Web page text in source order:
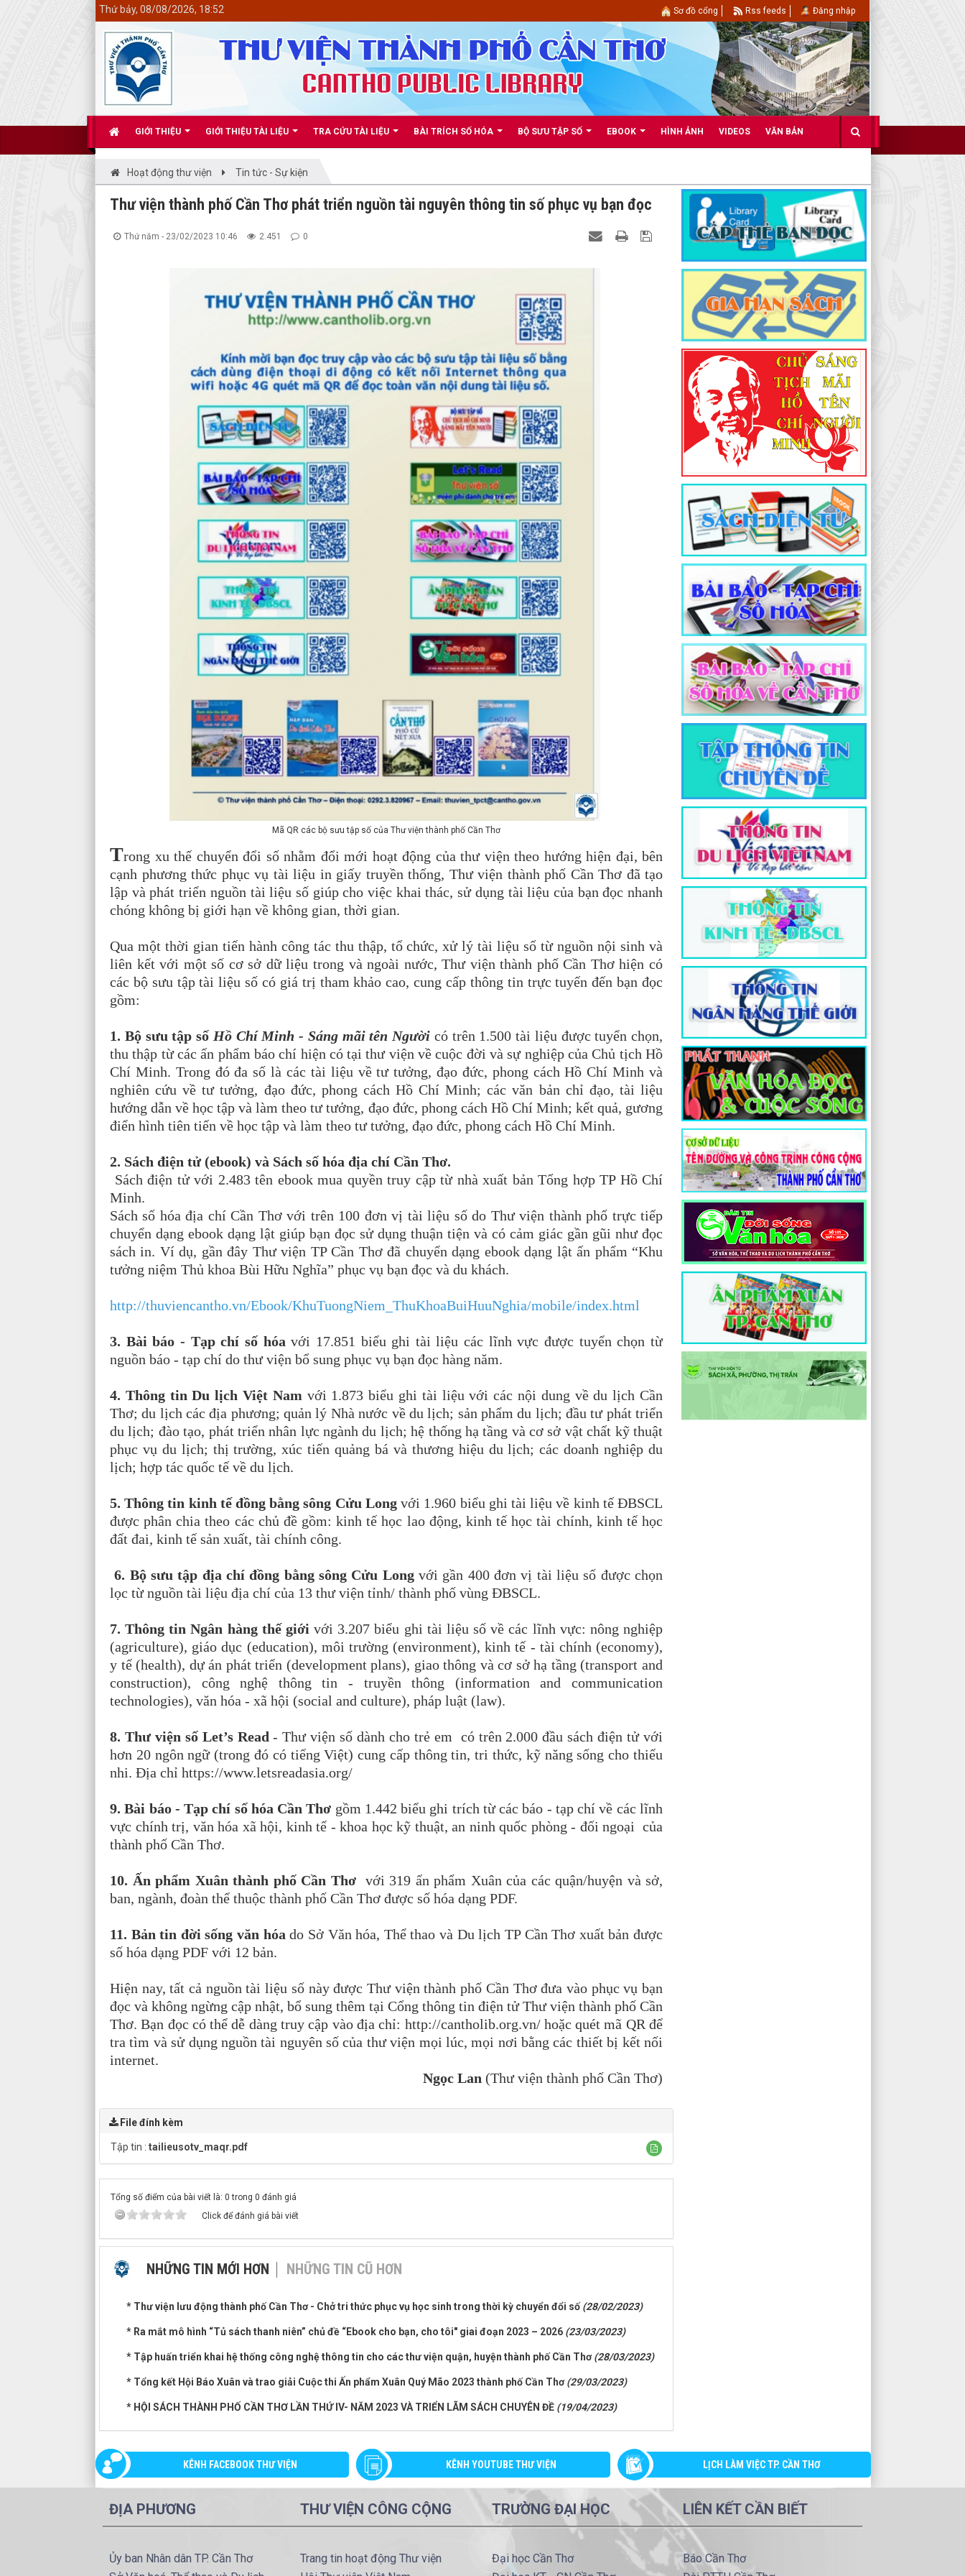
GIỚI THIỆU GIỚI THIỆU TÀI LIỆU TRA CỨU TÀI LIỆU BÀI TRÍCH SỐ HÓA BỘ SƯU TẬP SỐ EBOOK HÌNH ẢNH VIDEOS VĂN BẢN
Thứ bảy, 08/08/2026, 18:52 Sơ đồ cổng Rss feeds Đăng nhập
Hoạt động thư viện Tin tức - Sự kiện
Thư viện thành phố Cần Thơ phát triển nguồn tài nguyên thông tin số phục vụ bạn đọc
Thứ năm - 23/02/2023 10:46 2.451 0
Mã QR các bộ sưu tập số của Thư viện thành phố Cần Thơ
Trong xu thế chuyển đổi số nhằm đổi mới hoạt động của thư viện theo hướng hiện đại, bên
cạnh phương thức phục vụ tài liệu in giấy truyền thống, Thư viện thành phố Cần Thơ đã tạo
lập và phát triển nguồn tài liệu số giúp cho việc khai thác, sử dụng tài liệu của bạn đọc nhanh
chóng không bị giới hạn về không gian, thời gian.
Qua một thời gian tiến hành công tác thu thập, tổ chức, xử lý tài liệu số từ nguồn nội sinh và
liên kết với một số cơ sở dữ liệu trong và ngoài nước, Thư viện thành phố Cần Thơ hiện có
các bộ sưu tập tài liệu số có giá trị tham khảo cao, cung cấp thông tin trực tuyến đến bạn đọc
gồm:
1. Bộ sưu tập số Hồ Chí Minh - Sáng mãi tên Người có trên 1.500 tài liệu được tuyển chọn,
thu thập từ các ấn phẩm báo chí hiện có tại thư viện về cuộc đời và sự nghiệp của Chủ tịch Hồ
Chí Minh. Trong đó đa số là các tài liệu về tư tưởng, đạo đức, phong cách Hồ Chí Minh và
nghiên cứu về tư tưởng, đạo đức, phong cách Hồ Chí Minh; các văn bản chỉ đạo, tài liệu
hướng dẫn về học tập và làm theo tư tưởng, đạo đức, phong cách Hồ Chí Minh; kết quả, gương
điển hình tiên tiến về học tập và làm theo tư tưởng, đạo đức, phong cách Hồ Chí Minh.
2. Sách điện tử (ebook) và Sách số hóa địa chí Cần Thơ.
Sách điện tử với 2.483 tên ebook mua quyền truy cập từ nhà xuất bản Tổng hợp TP Hồ Chí
Minh.
Sách số hóa địa chí Cần Thơ với trên 100 đơn vị tài liệu số do Thư viện thành phố trực tiếp
chuyển dạng ebook dạng lật giúp bạn đọc sử dụng thuận tiện và có cảm giác gần gũi như đọc
sách in. Ví dụ, gần đây Thư viện TP Cần Thơ đã chuyển dạng ebook dạng lật ấn phẩm “Khu
tưởng niệm Thủ khoa Bùi Hữu Nghĩa” phục vụ bạn đọc và du khách.
http://thuviencantho.vn/Ebook/KhuTuongNiem_ThuKhoaBuiHuuNghia/mobile/index.html
3. Bài báo - Tạp chí số hóavới 17.851 biểu ghi tài liệu các lĩnh vực được tuyển chọn từ
nguồn báo - tạp chí do thư viện bổ sung phục vụ bạn đọc hàng năm.
4. Thông tin Du lịch Việt Nam với 1.873 biểu ghi tài liệu với các nội dung về du lịch Cần
Thơ; du lịch các địa phương; quản lý Nhà nước về du lịch; sản phẩm du lịch; đầu tư phát triển
du lịch; đào tạo, phát triển nhân lực ngành du lịch; hệ thống hạ tầng và cơ sở vật chất kỹ thuật
phục vụ du lịch; thị trường, xúc tiến quảng bá và thương hiệu du lịch; các doanh nghiệp du
lịch; hợp tác quốc tế về du lịch.
5. Thông tin kinh tế đồng bằng sông Cửu Longvới 1.960 biểu ghi tài liệu về kinh tế ĐBSCL
được phân chia theo các chủ đề gồm: kinh tế học lao động, kinh tế học tài chính, kinh tế học
đất đai, kinh tế sản xuất, tài chính công.
6. Bộ sưu tập địa chí đồng bằng sông Cửu Longvới gần 400 đơn vị tài liệu số được chọn
lọc từ nguồn tài liệu địa chí của 13 thư viện tỉnh/ thành phố vùng ĐBSCL.
7. Thông tin Ngân hàng thế giới với 3.207 biểu ghi tài liệu số về các lĩnh vực: nông nghiệp
(agriculture), giáo dục (education), môi trường (environment), kinh tế - tài chính (economy),
y tế (health), dự án phát triển (development plans), giao thông và cơ sở hạ tầng (transport and
construction), công nghệ thông tin - truyền thông (information and communication
technologies), văn hóa - xã hội (social and culture), pháp luật (law).
8. Thư viện số Let’s Read - Thư viện số dành cho trẻ em có trên 2.000 đầu sách điện tử với
hơn 20 ngôn ngữ (trong đó có tiếng Việt) cung cấp thông tin, tri thức, kỹ năng sống cho thiếu
nhi. Địa chỉ https://www.letsreadasia.org/
9. Bài báo - Tạp chí số hóa Cần Thơ gồm 1.442 biểu ghi trích từ các báo - tạp chí về các lĩnh
vực chính trị, văn hóa xã hội, kinh tế - khoa học kỹ thuật, an ninh quốc phòng - đối ngoại của
thành phố Cần Thơ.
10. Ấn phẩm Xuân thành phố Cần Thơ với 319 ấn phẩm Xuân của các quận/huyện và sở,
ban, ngành, đoàn thể thuộc thành phố Cần Thơ được số hóa dạng PDF.
11. Bản tin đời sống văn hóa do Sở Văn hóa, Thể thao và Du lịch TP Cần Thơ xuất bản được
số hóa dạng PDF với 12 bản.
Hiện nay, tất cả nguồn tài liệu số này được Thư viện thành phố Cần Thơ đưa vào phục vụ bạn
đọc và không ngừng cập nhật, bổ sung thêm tại Cổng thông tin điện tử Thư viện thành phố Cần
Thơ. Bạn đọc có thể dễ dàng truy cập vào địa chỉ: http://cantholib.org.vn/ hoặc quét mã QR để
tra tìm và sử dụng nguồn tài nguyên số của thư viện mọi lúc, mọi nơi bằng các thiết bị kết nối
internet.
Ngọc Lan (Thư viện thành phố Cần Thơ)
File đính kèm
Tập tin : tailieusotv_maqr.pdf
Tổng số điểm của bài viết là: 0 trong 0 đánh giá
Click để đánh giá bài viết
NHỮNG TIN MỚI HƠN NHỮNG TIN CŨ HƠN
* Thư viện lưu động thành phố Cần Thơ - Chở tri thức phục vụ học sinh trong thời kỳ chuyển đổi số (28/02/2023)
* Ra mắt mô hình “Tủ sách thanh niên” chủ đề “Ebook cho bạn, cho tôi" giai đoạn 2023 – 2026 (23/03/2023)
* Tập huấn triển khai hệ thống công nghệ thông tin cho các thư viện quận, huyện thành phố Cần Thơ(28/03/2023)
* Tổng kết Hội Báo Xuân và trao giải Cuộc thi Ấn phẩm Xuân Quý Mão 2023 thành phố Cần Thơ(29/03/2023)
* HỘI SÁCH THÀNH PHỐ CẦN THƠ LẦN THỨ IV- NĂM 2023 VÀ TRIỂN LÃM SÁCH CHUYÊN ĐỀ (19/04/2023)
KÊNH FACEBOOK THƯ VIỆN KÊNH YOUTUBE THƯ VIỆN LỊCH LÀM VIỆC TP. CẦN THƠ
ĐỊA PHƯƠNG
Ủy ban Nhân dân TP. Cần Thơ
THƯ VIỆN CÔNG CỘNG
Trang tin hoạt động Thư viện
TRƯỜNG ĐẠI HỌC
Đại học Cần Thơ
LIÊN KẾT CẦN BIẾT
Báo Cần Thơ